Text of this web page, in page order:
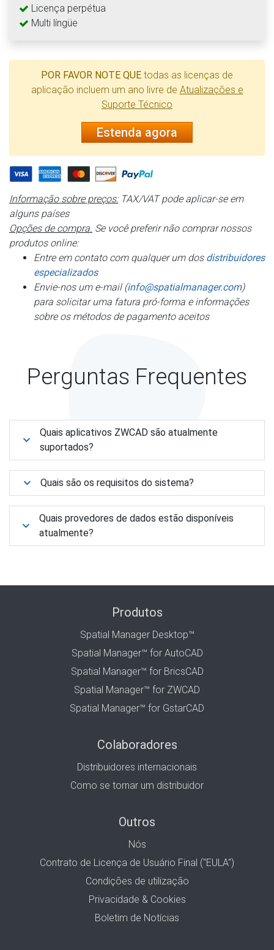
Licença perpétua
Multi língüe
POR FAVOR NOTE QUE todas as licenças de
aplicação incluem um ano livre de Atualizações e
Suporte Técnico
Estenda agora
Informação sobre preços:TAX/VAT pode aplicar-se em
alguns países
Opções de compra. Se você preferir não comprar nossos
produtos online:
Entre em contato com qualquer um dos distribuidores
especializados
Envie-nos um e-mail (info@spatialmanager.com)
para solicitar uma fatura pró-forma e informações
sobre os métodos de pagamento aceitos
Perguntas Frequentes
Quais aplicativos ZWCAD são atualmente
suportados?
Quais são os requisitos do sistema?
Quais provedores de dados estão disponíveis
atualmente?
Produtos
Spatial Manager Desktop™
Spatial Manager™ for AutoCAD
Spatial Manager™ for BricsCAD
Spatial Manager™ for ZWCAD
Spatial Manager™ for GstarCAD
Colaboradores
Distribuidores internacionais
Como se tornar um distribuidor
Outros
Nós
Contrato de Licença de Usuário Final ("EULA")
Condições de utilização
Privacidade & Cookies
Boletim de Notícias